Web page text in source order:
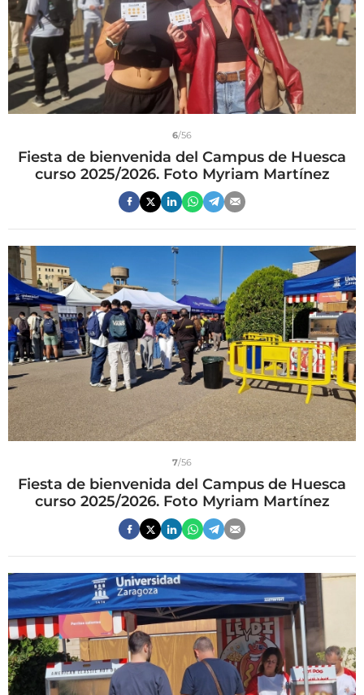
6/56
Fiesta de bienvenida del Campus de Huesca
curso 2025/2026. Foto Myriam Martínez
7/56
Fiesta de bienvenida del Campus de Huesca
curso 2025/2026. Foto Myriam Martínez